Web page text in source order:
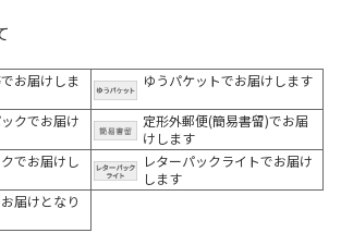
お届けしま
ゆうパケットでお届けします
クでお届け
定形外郵便(簡易書留)でお届
けします
でお届けし
レターパックライトでお届け
します
届けとなり